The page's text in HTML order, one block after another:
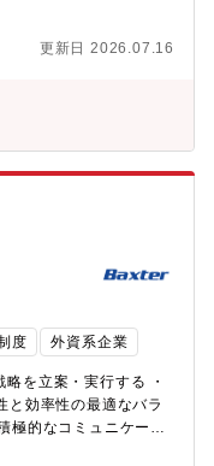
全体の輸出管理を担
。【働く環境】・田町
ベーティブな創造に
ドやRFIDなどの自動認
サービス・ソフトウ
ューションを世界のお
造現場に限らず、身
です。・まさにIoTに
ンの可視化・最適化
・安全の強化といっ
な判断と各部署
リーを持ち、担当カテ
等を通じて販売計画を
先との調整を行いま
接議論し、課題解決に
ことが魅力です。会社
中で、ベテラン層と
に押し上げていくフ
タッグを組んで変革
です。【同社の特
を」をスローガン
～同社は1951年創業の
友など大手スーパー
ており、独自のビジ
ネラルウォーターの製
好調で22年12月には
東証プライム市場に区
更新日 2026.07.16
度 外資系企業
を立案・実行する ・
と効率性の最適なバラ